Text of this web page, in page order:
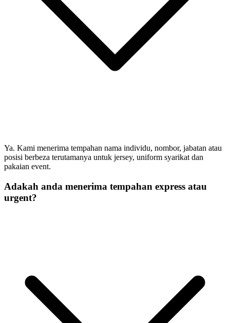
Ya. Kami menerima tempahan nama individu, nombor, jabatan atau
posisi berbeza terutamanya untuk jersey, uniform syarikat dan
pakaian event.
Adakah anda menerima tempahan express atau
urgent?